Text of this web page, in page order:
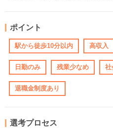
ポイント
駅から徒歩10分以内 高収入
日勤のみ 残業少なめ 社
退職金制度あり
選考プロセス